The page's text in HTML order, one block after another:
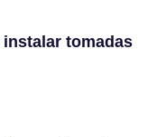
tomadas